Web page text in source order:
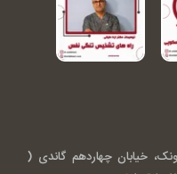
خیابان چهاردهم گاندی (